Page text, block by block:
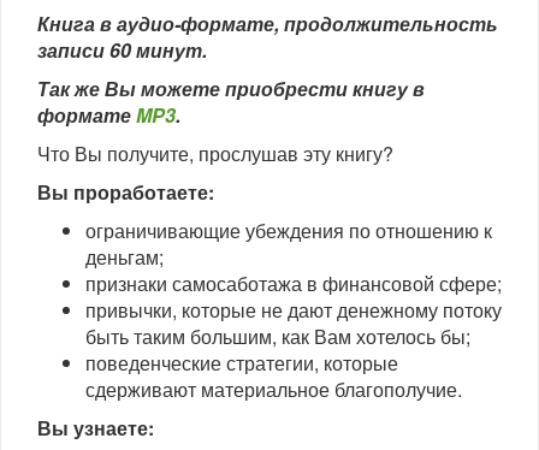
Книга в аудио-формате, продолжительность
записи 60 минут.
Так же Вы можете приобрести книгу в
форматеMP3.
Что Вы получите, прослушав эту книгу?
Вы проработаете:
ограничивающие убеждения по отношению к
деньгам;
признаки самосаботажа в финансовой сфере;
привычки, которые не дают денежному потоку
быть таким большим, как Вам хотелось бы;
поведенческие стратегии, которые
сдерживают материальное благополучие.
Вы узнаете: